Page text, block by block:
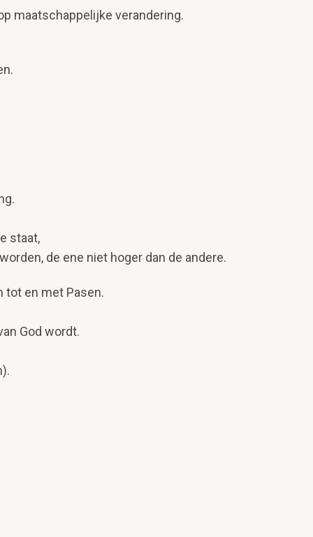
maatschappelijke verandering.
staat,
de ene niet hoger dan de andere.
tot en met Pasen.
God wordt.